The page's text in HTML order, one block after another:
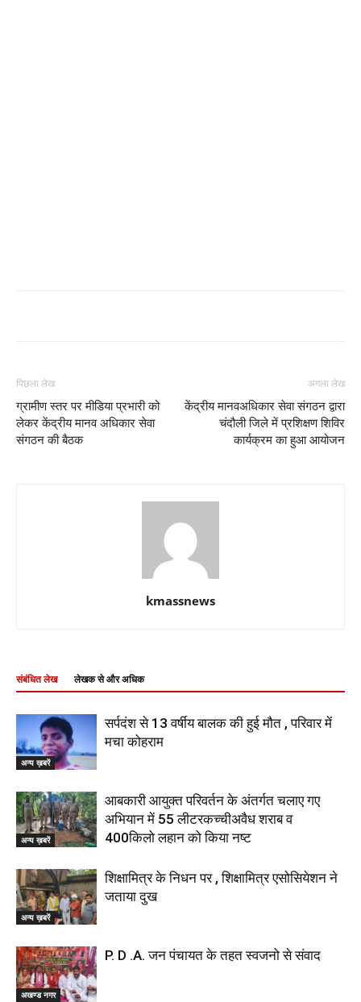
पिछला लेख
ग्रामीण स्तर पर मीडिया प्रभारी को
लेकर केंद्रीय मानव अधिकार सेवा
संगठन की बैठक
अगला लेख
केंद्रीय मानवअधिकार सेवा संगठन द्वारा
चंदौली जिले में प्रशिक्षण शिविर
कार्यक्रम का हुआ आयोजन
kmassnews
संबंधित लेख लेखक से और अधिक
अन्य ख़बरें
सर्पदंश से 13 वर्षीय बालक की हुई मौत , परिवार में
मचा कोहराम
अन्य ख़बरें
आबकारी आयुक्त परिवर्तन के अंतर्गत चलाए गए
अभियान में 55 लीटरकच्चीअवैध शराब व
400किलो लहान को किया नष्ट
अन्य ख़बरें
शिक्षामित्र के निधन पर , शिक्षामित्र एसोसियेशन ने
जताया दुख
अखण्ड नगर
P. D .A. जन पंचायत के तहत स्वजनो से संवाद